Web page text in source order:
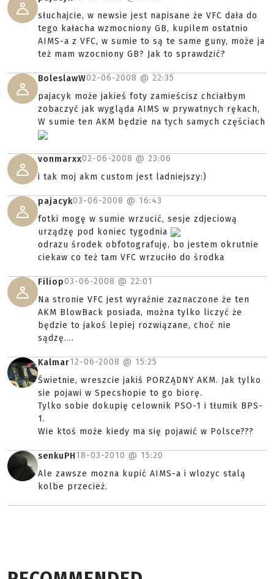
słuchajcie, w newsie jest napisane że VFC dała do
tego kałacha wzmocniony GB, kupilem ostatnio
AIMS-a z VFC, w sumie to są te same guny, może ja
też mam wzocniony GB? Jak to sprawdzić?
BoleslawW02-06-2008 @ 22:35
pajacyk może jakieś foty zamieścisz chciałbym
zobaczyć jak wygląda AIMS w prywatnych rękach,
W sumie ten AKM będzie na tych samych częściach
vonmarxx02-06-2008 @ 23:06
i tak moj akm custom jest ladniejszy:)
pajacyk03-06-2008 @ 16:43
fotki mogę w sumie wrzucić, sesje zdjeciową
urządzę pod koniec tygodnia
odrazu środek obfotografuję, bo jestem okrutnie
ciekaw co też tam VFC wrzuciło do środka
Filiop03-06-2008 @ 22:01
Na stronie VFC jest wyraźnie zaznaczone że ten
AKM BlowBack posiada, można tylko liczyć że
będzie to jakoś lepiej rozwiązane, choć nie
sądzę....
Kalmar12-06-2008 @ 15:25
Świetnie, wreszcie jakiś PORZĄDNY AKM. Jak tylko
sie pojawi w Specshopie to go biorę.
Tylko sobie dokupię celownik PSO-1 i tłumik BPS-
1.
Wie ktoś może kiedy ma się pojawić w Polsce???
senkuPH18-03-2010 @ 15:20
Ale zawsze mozna kupić AIMS-a i wlozyc stalą
kolbe przecież.